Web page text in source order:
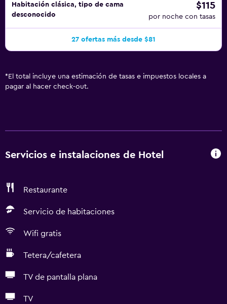
Habitación clásica, tipo de cama
desconocido
$115
por noche con tasas
27 ofertas más desde $81
* El total incluye una estimación de tasas e impuestos locales a
pagar al hacer check-out.
Servicios e instalaciones de Hotel
Restaurante
Servicio de habitaciones
Wifi gratis
Tetera/cafetera
TV de pantalla plana
TV